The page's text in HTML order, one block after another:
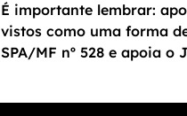
É importante lembrar:
vistos como uma forma
SPA/MF nº 528 e apoia o